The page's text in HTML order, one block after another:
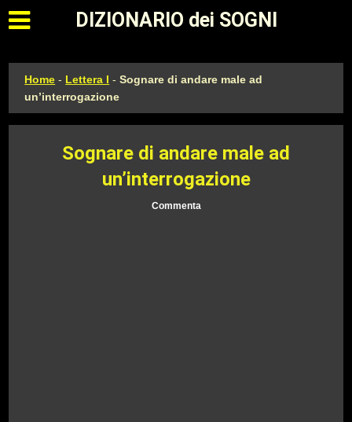
Apri il menu principale
DIZIONARIO dei SOGNI
Home - Lettera I -Sognare di andare male ad
un’interrogazione
Sognare di andare male ad
un’interrogazione
Commenta